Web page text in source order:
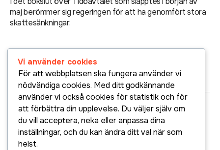
maj berömmer sig regeringen för att ha genomfört stora
skattesänkningar.
Elektronikskatten.se är ett
projekt som drivs av
Elektronikbranschen.se
CookiepolicyIntegritetspolicy
Tillgänglighet
Vi använder cookies
För att webbplatsen ska fungera använder vi
nödvändiga cookies. Med ditt godkännande
använder vi också cookies för statistik och för
att förbättra din upplevelse. Du väljer själv om
du vill acceptera, neka eller anpassa dina
inställningar, och du kan ändra ditt val när som
helst.